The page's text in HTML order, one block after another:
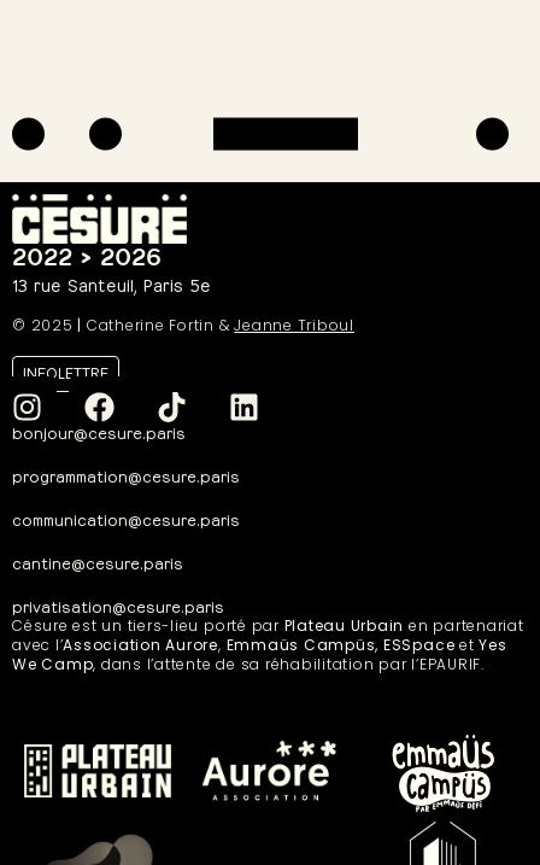
2022 > 2026
13 rue Santeuil, Paris 5e
© 2025 | Catherine Fortin &Jeanne Triboul
INFOLETTRE
bonjour@cesure.paris
programmation@cesure.paris
communication@cesure.paris
cantine@cesure.paris
privatisation@cesure.paris
Césure est un tiers-lieu porté par Plateau Urbain en partenariat
avec l’Association Aurore, Emmaüs Campüs, ESSpaceetYes
We Camp, dans l’attente de sa réhabilitation par l’EPAURIF.